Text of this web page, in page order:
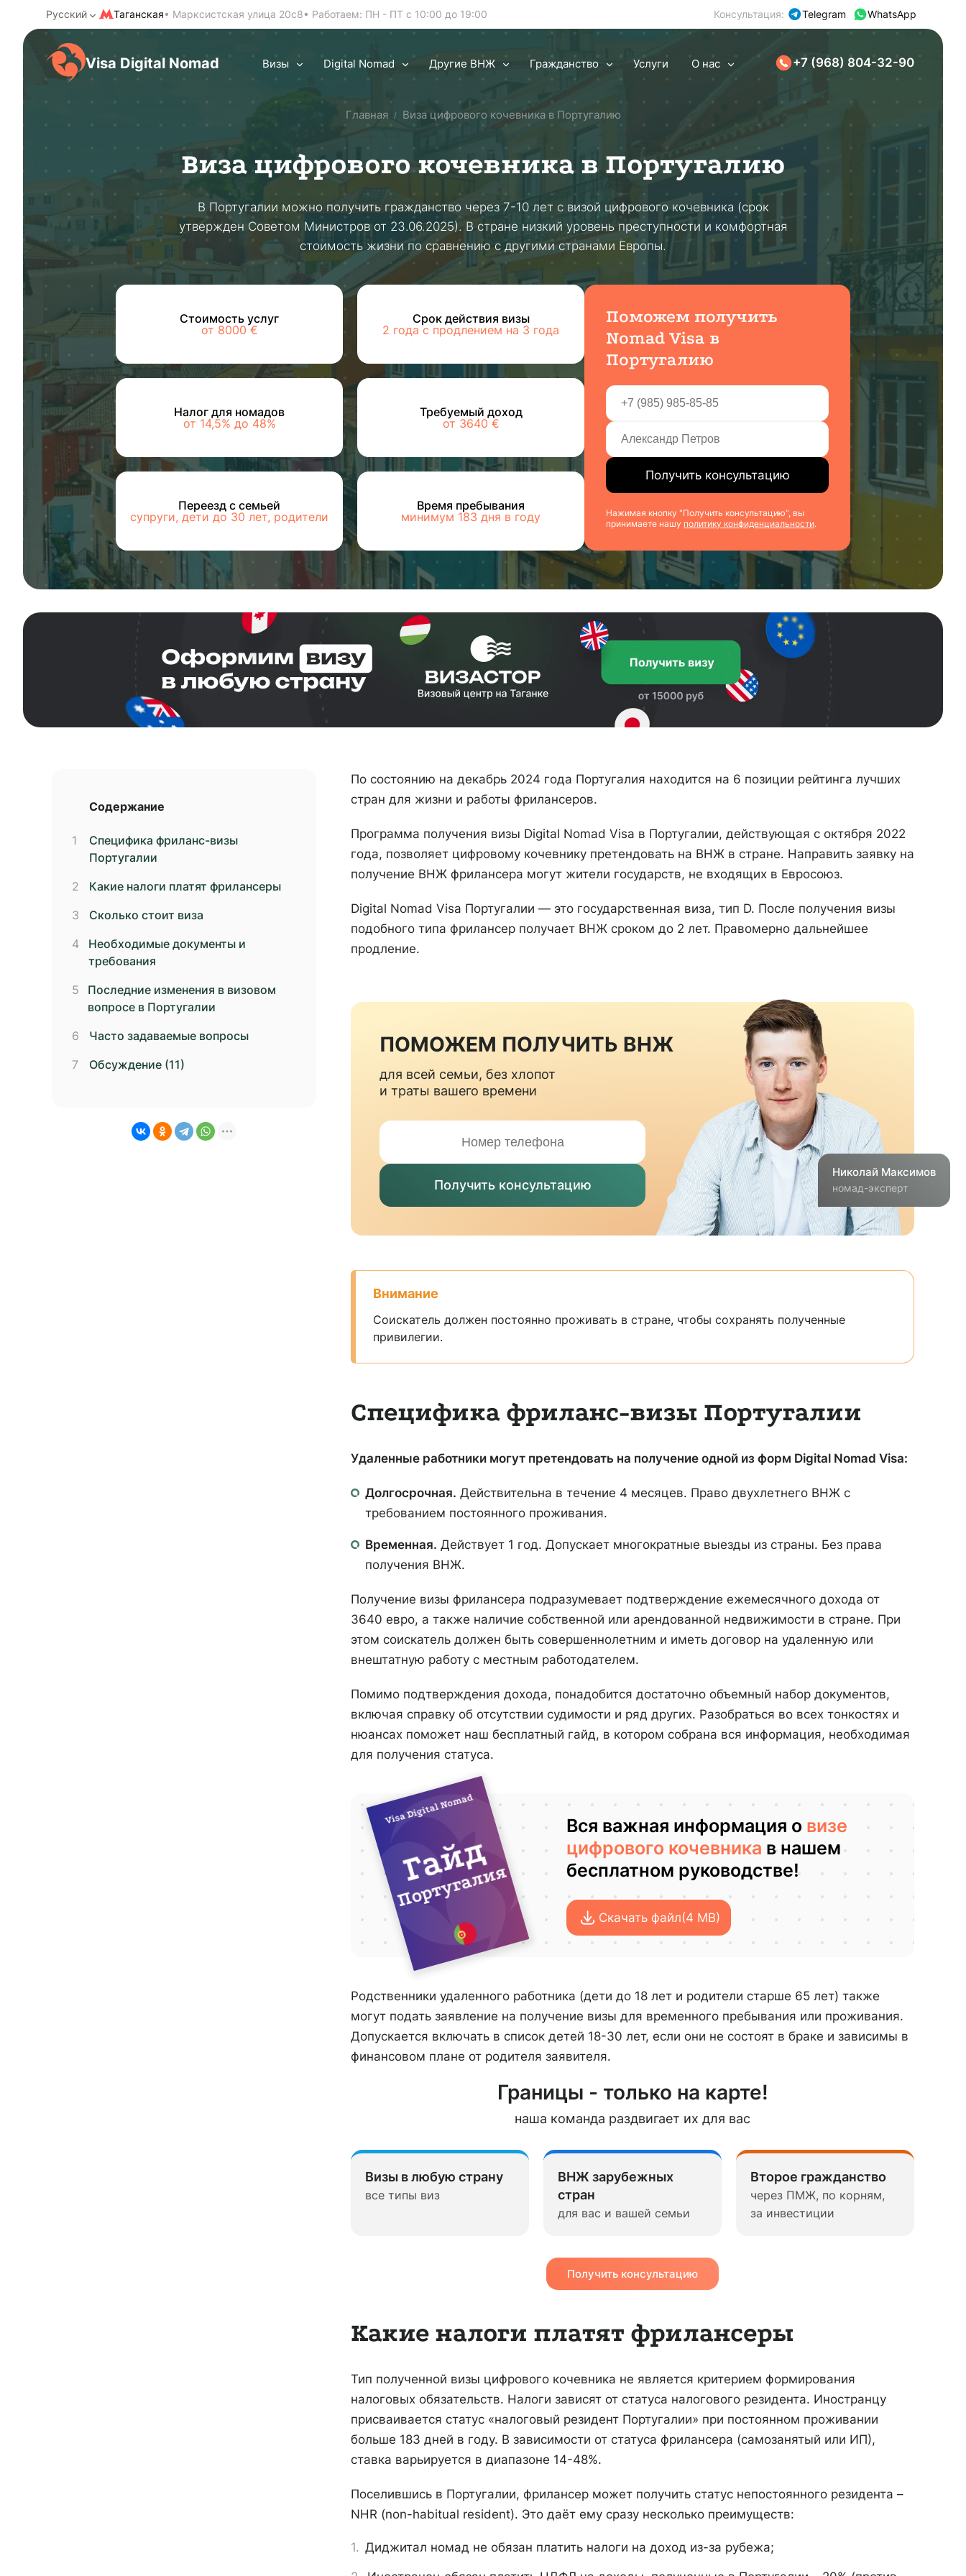
Русский Таганская• Марксистская улица 20с8• Работаем: ПН - ПТ с 10:00 до 19:00 Консультация: Telegram WhatsApp
Visa Digital Nomad Визы Digital Nomad Другие ВНЖ Гражданство Услуги О нас +7 (968) 804-32-90
Главная / Виза цифрового кочевника в Португалию
Виза цифрового кочевника в Португалию
В Португалии можно получить гражданство через 7-10 лет с визой цифрового кочевника (срок
утвержден Советом Министров от 23.06.2025). В стране низкий уровень преступности и комфортная
стоимость жизни по сравнению с другими странами Европы.
Стоимость услуг
от 8000 €
Срок действия визы
2 года с продлением на 3 года
Налог для номадов
от 14,5% до 48%
Требуемый доход
от 3640 €
Переезд с семьей
супруги, дети до 30 лет, родители
Время пребывания
минимум 183 дня в году
Поможем получить
Nomad Visa в
Португалию
Получить консультацию
Нажимая кнопку "Получить консультацию", вы
принимаете нашу политику конфиденциальности.
Содержание
Специфика фриланс-визы
Португалии
Какие налоги платят фрилансеры
Сколько стоит виза
Необходимые документы и
требования
Последние изменения в визовом
вопросе в Португалии
Часто задаваемые вопросы
Обсуждение (11)
По состоянию на декабрь 2024 года Португалия находится на 6 позиции рейтинга лучших
стран для жизни и работы фрилансеров.
Программа получения визы Digital Nomad Visa в Португалии, действующая с октября 2022
года, позволяет цифровому кочевнику претендовать на ВНЖ в стране. Направить заявку на
получение ВНЖ фрилансера могут жители государств, не входящих в Евросоюз.
Digital Nomad Visa Португалии — это государственная виза, тип D. После получения визы
подобного типа фрилансер получает ВНЖ сроком до 2 лет. Правомерно дальнейшее
продление.
Николай Максимов
номад-эксперт
ПОМОЖЕМ ПОЛУЧИТЬ ВНЖ
для всей семьи, без хлопот
и траты вашего времени
Получить консультацию
Внимание
Соискатель должен постоянно проживать в стране, чтобы сохранять полученные
привилегии.
Специфика фриланс-визы Португалии
Удаленные работники могут претендовать на получение одной из форм Digital Nomad Visa:
Долгосрочная. Действительна в течение 4 месяцев. Право двухлетнего ВНЖ с
требованием постоянного проживания.
Временная. Действует 1 год. Допускает многократные выезды из страны. Без права
получения ВНЖ.
Получение визы фрилансера подразумевает подтверждение ежемесячного дохода от
3640 евро, а также наличие собственной или арендованной недвижимости в стране. При
этом соискатель должен быть совершеннолетним и иметь договор на удаленную или
внештатную работу с местным работодателем.
Помимо подтверждения дохода, понадобится достаточно объемный набор документов,
включая справку об отсутствии судимости и ряд других. Разобраться во всех тонкостях и
нюансах поможет наш бесплатный гайд, в котором собрана вся информация, необходимая
для получения статуса.
Visa Digital Nomad
Гайд
Португалия
Вся важная информация о визе
цифрового кочевника в нашем
бесплатном руководстве!
Скачать файл(4 MB)
Родственники удаленного работника (дети до 18 лет и родители старше 65 лет) также
могут подать заявление на получение визы для временного пребывания или проживания.
Допускается включать в список детей 18-30 лет, если они не состоят в браке и зависимы в
финансовом плане от родителя заявителя.
Границы - только на карте!
наша команда раздвигает их для вас
Визы в любую страну
все типы виз
ВНЖ зарубежных
стран
для вас и вашей семьи
Второе гражданство
через ПМЖ, по корням,
за инвестиции
Получить консультацию
Какие налоги платят фрилансеры
Тип полученной визы цифрового кочевника не является критерием формирования
налоговых обязательств. Налоги зависят от статуса налогового резидента. Иностранцу
присваивается статус «налоговый резидент Португалии» при постоянном проживании
больше 183 дней в году. В зависимости от статуса фрилансера (самозанятый или ИП),
ставка варьируется в диапазоне 14-48%.
Поселившись в Португалии, фрилансер может получить статус непостоянного резидента –
NHR (non-habitual resident). Это даёт ему сразу несколько преимуществ:
Диджитал номад не обязан платить налоги на доход из-за рубежа;